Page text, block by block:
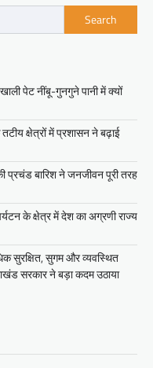
Search
पेट नींबू-गुनगुने पानी में क्यों
क्षेत्रों में प्रशासन ने बढ़ाई
प्रचंड बारिश ने जनजीवन पूरी तरह
के क्षेत्र में देश का अग्रणी राज्य
सुरक्षित, सुगम और व्यवस्थित
सरकार ने बड़ा कदम उठाया